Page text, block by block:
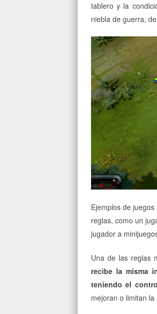
tablero y la
niebla de guerra,
Ejemplos de
reglas, como un
jugador a
Una de las reglas
recibe la misma
teniendo el
mejoran o limitan